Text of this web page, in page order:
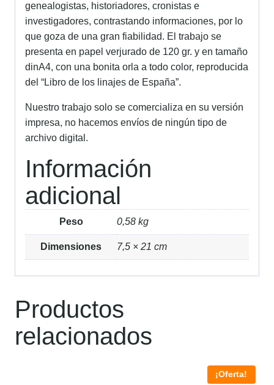
genealogistas, historiadores, cronistas e
investigadores, contrastando informaciones, por lo
que goza de una gran fiabilidad. El trabajo se
presenta en papel verjurado de 120 gr. y en tamaño
dinA4, con una bonita orla a todo color, reproducida
del “Libro de los linajes de España”.
Nuestro trabajo solo se comercializa en su versión
impresa, no hacemos envíos de ningún tipo de
archivo digital.
Información
adicional
Peso 0,58 kg
Dimensiones 7,5 × 21 cm
Productos
relacionados
¡Oferta!